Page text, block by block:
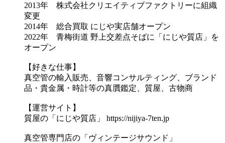
2013年 株式会社クリエイティブファクトリーに組織
変更
2014年 総合買取 にじや実店舗オープン
2022年 青梅街道 野上交差点そばに「にじや質店」を
オープン
【好きな仕事】
真空管の輸入販売、音響コンサルティング、ブランド
品・貴金属・時計等の真贋鑑定、質屋、古物商
【運営サイト】
質屋の「にじや質店」 https://nijiya-7ten.jp
真空管専門店の「ヴィンテージサウンド」